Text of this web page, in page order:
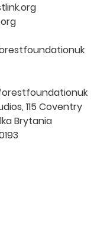
115 Coventry
Brytania